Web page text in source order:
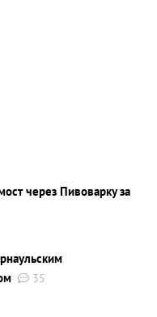
через Пивоварку за
35